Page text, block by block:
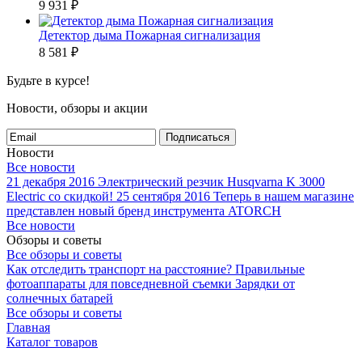
9 931 ₽
Детектор дыма Пожарная сигнализация
8 581 ₽
Будьте в курсе!
Новости, обзоры и акции
Подписаться
Новости
Все новости
21 декабря 2016 Электрический резчик Husqvarna K 3000
Electric со скидкой! 25 сентября 2016 Теперь в нашем магазине
представлен новый бренд инструмента ATORCH
Все новости
Обзоры и советы
Все обзоры и советы
Как отследить транспорт на расстояние? Правильные
фотоаппараты для повседневной съемки Зарядки от
солнечных батарей
Все обзоры и советы
Главная
Каталог товаров